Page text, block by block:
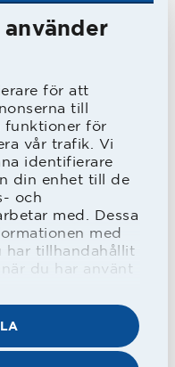
för att
till
funktioner för
vår trafik. Vi
identifierare
din enhet till de
och
med. Dessa
med
har tillhandahållit
du har använt
missade
i slutet av
på
och
mot
han högerytter
som gällde
av säsongen